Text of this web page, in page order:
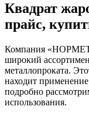
Квадрат
прайс,
Компания «НОРМЕТ»
широкий
металлопроката.
находит
подробно
использования.